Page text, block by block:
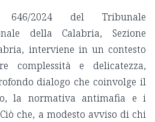
646/2024 del Tribunale
della Calabria, Sezione
interviene in un contesto
complessità e delicatezza,
dialogo che coinvolge il
la normativa antimafia e i
che, a modesto avviso di chi